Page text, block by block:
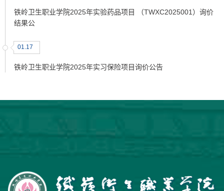
铁岭卫生职业学院2025年实验药品项目 （TWXC2025001）询价
结果公
01.17
铁岭卫生职业学院2025年实习保险项目询价公告